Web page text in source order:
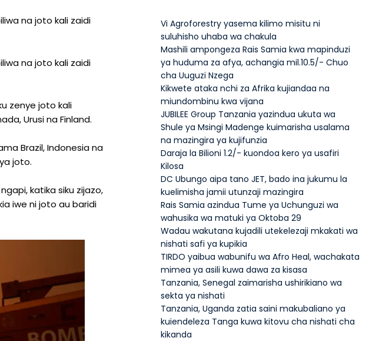
na joto kali zaidi
na joto kali zaidi
zenye joto kali
Urusi na Finland.
Brazil, Indonesia na
joto.
katika siku zijazo,
iwe ni joto au baridi
Vi Agroforestry yasema kilimo misitu ni
suluhisho uhaba wa chakula
Mashili ampongeza Rais Samia kwa mapinduzi
ya huduma za afya, achangia mil.10.5/- Chuo
cha Uuguzi Nzega
Kikwete ataka nchi za Afrika kujiandaa na
miundombinu kwa vijana
JUBILEE Group Tanzania yazindua ukuta wa
Shule ya Msingi Madenge kuimarisha usalama
na mazingira ya kujifunzia
Daraja la Bilioni 1.2/- kuondoa kero ya usafiri
Kilosa
DC Ubungo aipa tano JET, bado ina jukumu la
kuelimisha jamii utunzaji mazingira
Rais Samia azindua Tume ya Uchunguzi wa
wahusika wa matuki ya Oktoba 29
Wadau wakutana kujadili utekelezaji mkakati wa
nishati safi ya kupikia
TIRDO yaibua wabunifu wa Afro Heal, wachakata
mimea ya asili kuwa dawa za kisasa
Tanzania, Senegal zaimarisha ushirikiano wa
sekta ya nishati
Tanzania, Uganda zatia saini makubaliano ya
kuiendeleza Tanga kuwa kitovu cha nishati cha
kikanda